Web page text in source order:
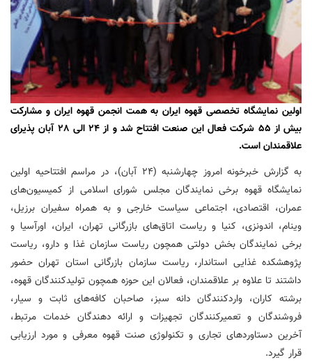
اولین نمایشگاه تخصصی قهوه ایران به همت انجمن قهوه ایران و مشارکت
بیش از 55 شرکت فعال این صنعت افتتاح شد و از 24 الی 28 آبان پذیرای
علاقمندان است.
به گزارش خبرخونه امروز چهارشنبه (24 آبان)، در مراسم افتتاحیه اولین
نمایشگاه قهوه برخی نمایندگان مجلس شورای اسلامی از کمیسیون‌های
عمران، اقتصادی، اجتماعی سیاست خارجی و به همراه سفیران برزیل،
وینام، اندونزی، کنیا و ریاست اتاق‌های بازرگانی تهران، ایران، اورآسیا و
برخی نمایندگان بخش دولتی همچون ریاست سازمان غذا و دارو، ریاست
پژوهشکده غذایی استاندار، ریاست سازمان بازرگانی استان تهران حضور
داشتند تا علاوه بر علاقمندان، فعالان این حوزه همچون تولیدکنندگان قهوه،
برشته کاران، واردکنندگان دانه سبز، صاحبان کافه‌های ثابت و سیار،
فروشندگان و تعمیرکنندگان تجهیزات و ارائه دهندگان خدمات مرتبط،
آخرین دستاوردهای تجاری و تکنولوژی صنت قهوه معرفی و مورد ارزیابی
قرار گیرد.